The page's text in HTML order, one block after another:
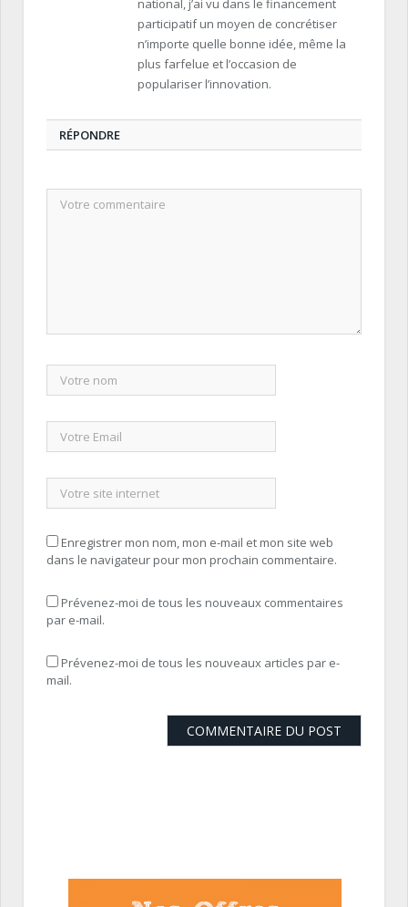
national, j’ai vu dans le financement
participatif un moyen de concrétiser
n’importe quelle bonne idée, même la
plus farfelue et l’occasion de
populariser l’innovation.
RÉPONDRE
Enregistrer mon nom, mon e-mail et mon site web
dans le navigateur pour mon prochain commentaire.
Prévenez-moi de tous les nouveaux commentaires
par e-mail.
Prévenez-moi de tous les nouveaux articles par e-
mail.